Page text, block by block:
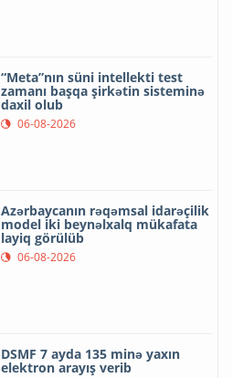
“Meta”nın süni intellekti test
zamanı başqa şirkətin sisteminə
daxil olub
06-08-2026
Azərbaycanın rəqəmsal idarəçilik
model iki beynəlxalq mükafata
layiq görülüb
06-08-2026
DSMF 7 ayda 135 minə yaxın
elektron arayış verib